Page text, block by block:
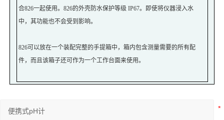
合826一起使用。826的外壳防水保护等级 IP67。即使将仪器浸入水
中，其功能也不会受到影响。
826可以放在一个装配完整的手提箱中，箱内包含测量需要的所有配
件，而且该箱子还可作为一个工作台面来使用。